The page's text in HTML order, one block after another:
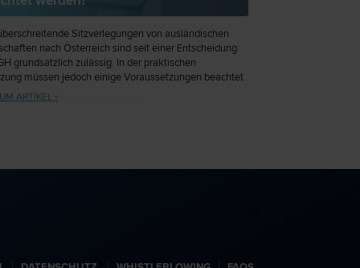
Sitzverlegungen von ausländischen
nach Österreich sind seit einer Entscheidung
grundsätzlich zulässig. In der praktischen
müssen jedoch einige Voraussetzungen beachtet
Im Folgenden werden diese Voraussetzungen sowie
am Beispiel der grenzüberschreitenden
ARTIKEL ›